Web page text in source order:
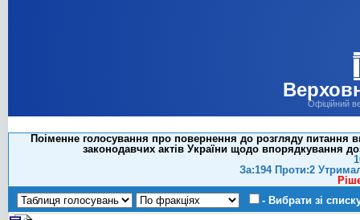
Офіційний
Поіменне голосування про повернення до розгляду питання
законодавчих актів України щодо впорядкування
За:194 Проти:2
- Вибрати зі